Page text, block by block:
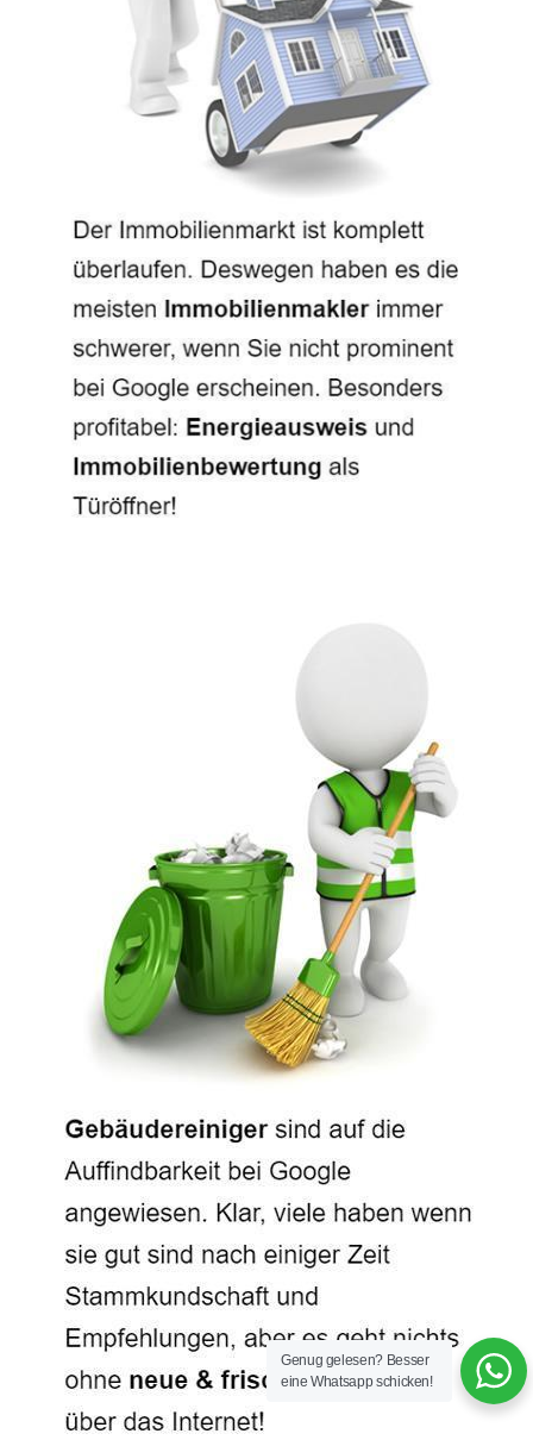
Genug gelesen? Besser
eine Whatsapp schicken!